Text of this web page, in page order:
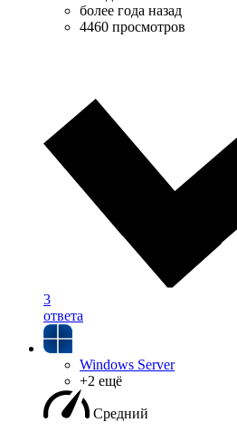
более года назад
4460 просмотров
3
ответа
Windows Server
+2 ещё
Средний